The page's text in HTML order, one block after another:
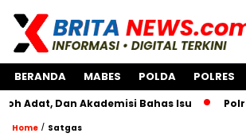
BERANDA MABES POLDA POLRES
Dan Akademisi Bahas Isu Polres
Home / Satgas